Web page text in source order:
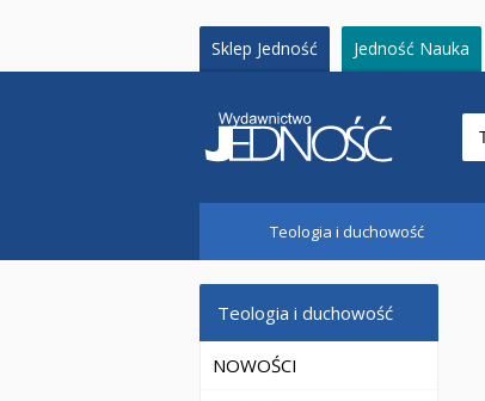
Sklep Jedność Jedność Nauka
Teologia i duchowość
Teologia i duchowość
NOWOŚCI